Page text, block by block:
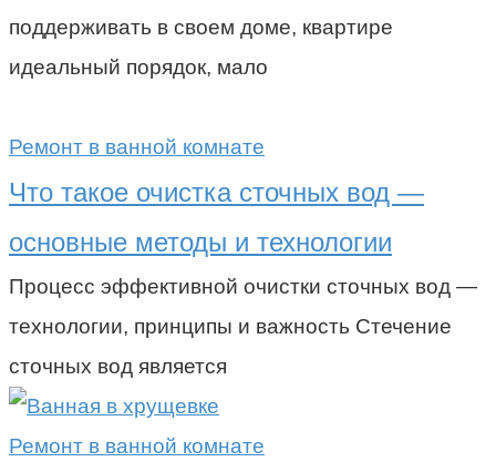
поддерживать в своем доме, квартире
идеальный порядок, мало
Ремонт в ванной комнате
Что такое очистка сточных вод —
основные методы и технологии
Процесс эффективной очистки сточных вод —
технологии, принципы и важность Стечение
сточных вод является
Ремонт в ванной комнате